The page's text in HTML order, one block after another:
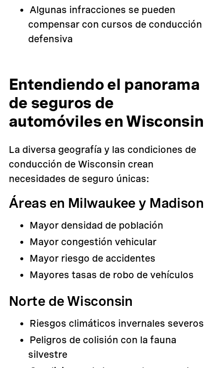
Algunas infracciones se pueden
compensar con cursos de conducción
defensiva
Entendiendo el panorama
de seguros de
automóviles en Wisconsin
La diversa geografía y las condiciones de
conducción de Wisconsin crean
necesidades de seguro únicas:
Áreas en Milwaukee y Madison
Mayor densidad de población
Mayor congestión vehicular
Mayor riesgo de accidentes
Mayores tasas de robo de vehículos
Norte de Wisconsin
Riesgos climáticos invernales severos
Peligros de colisión con la fauna
silvestre